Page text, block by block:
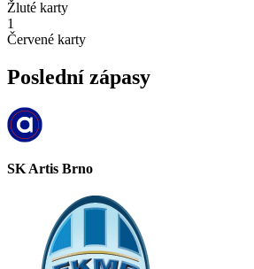
Žluté karty
1
Červené karty
Poslední zápasy
SK Artis Brno